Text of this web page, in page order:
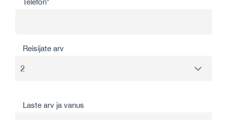
Telefon*
Reisijate arv
Laste arv ja vanus